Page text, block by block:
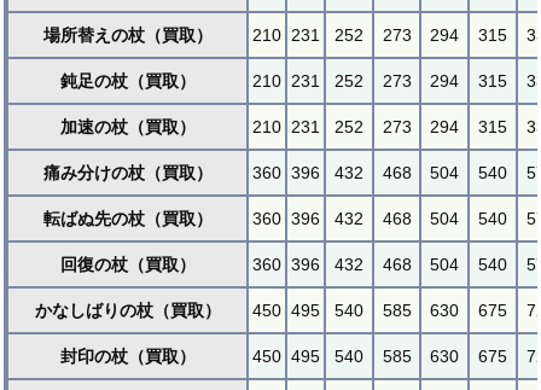
場所替えの杖（買取） 210 231 252 273 294 315
鈍足の杖（買取） 210 231 252 273 294 315
加速の杖（買取） 210 231 252 273 294 315
痛み分けの杖（買取） 360 396 432 468 504 540
転ばぬ先の杖（買取） 360 396 432 468 504 540
回復の杖（買取） 360 396 432 468 504 540
かなしばりの杖（買取） 450 495 540 585 630 675
封印の杖（買取） 450 495 540 585 630 675